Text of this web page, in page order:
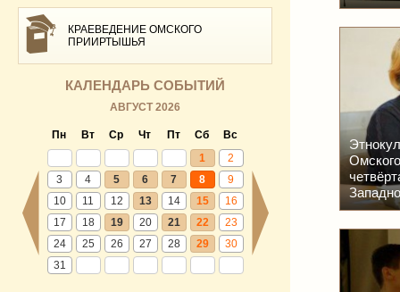
КРАЕВЕДЕНИЕ ОМСКОГО
ПРИИРТЫШЬЯ
КАЛЕНДАРЬ СОБЫТИЙ
АВГУСТ 2026
Пн Вт Ср Чт Пт Сб
Вс
1
2
3
4 5 6 7 8
9
10
11 12 13 14 15
16
17
18 19 20 21 22
23
24
25 26 27 28 29
30
31